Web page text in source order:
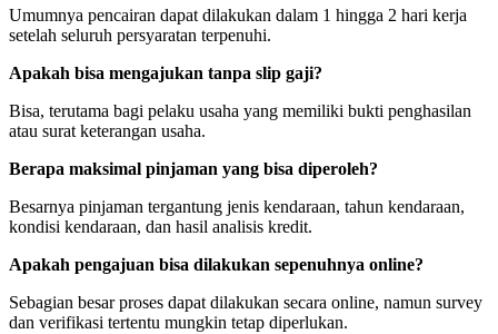
Umumnya pencairan dapat dilakukan dalam 1 hingga 2 hari kerja
setelah seluruh persyaratan terpenuhi.
Apakah bisa mengajukan tanpa slip gaji?
Bisa, terutama bagi pelaku usaha yang memiliki bukti penghasilan
atau surat keterangan usaha.
Berapa maksimal pinjaman yang bisa diperoleh?
Besarnya pinjaman tergantung jenis kendaraan, tahun kendaraan,
kondisi kendaraan, dan hasil analisis kredit.
Apakah pengajuan bisa dilakukan sepenuhnya online?
Sebagian besar proses dapat dilakukan secara online, namun survey
dan verifikasi tertentu mungkin tetap diperlukan.